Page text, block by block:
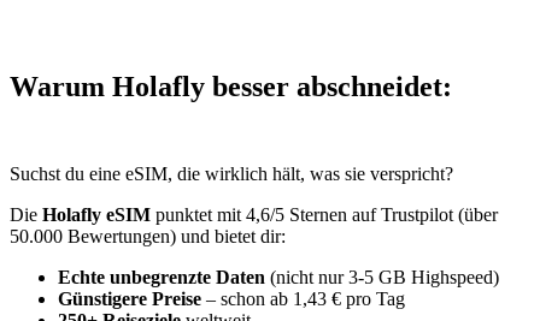
Warum Holafly besser abschneidet:
Suchst du eine eSIM, die wirklich hält, was sie verspricht?
Die Holafly eSIM punktet mit 4,6/5 Sternen auf Trustpilot (über
50.000 Bewertungen) und bietet dir:
Echte unbegrenzte Daten (nicht nur 3-5 GB Highspeed)
Günstigere Preise – schon ab 1,43 € pro Tag